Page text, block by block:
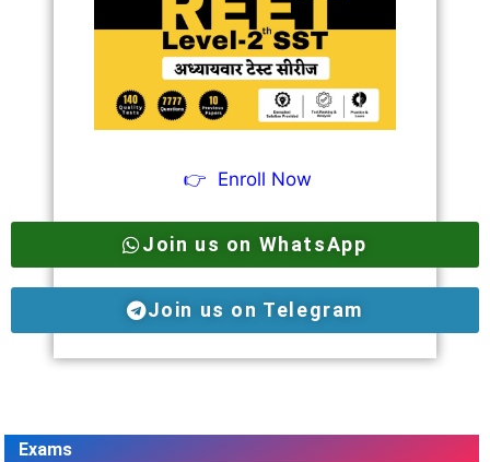
👉 Enroll Now
Join us on WhatsApp
Join us on Telegram
Exams